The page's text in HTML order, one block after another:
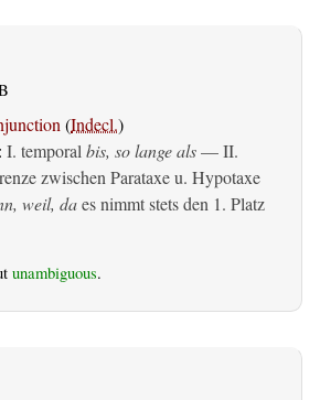
(Indecl.)
: I. temporal bis, so lange als— II.
zwischen Parataxe u. Hypotaxe
weil, daes nimmt stets den 1. Platz
unambiguous.